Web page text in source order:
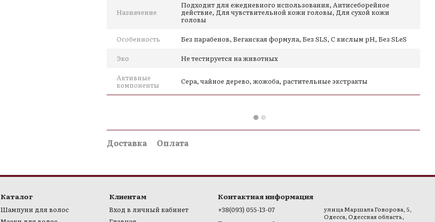
Назначение
Подходит для ежедневного использования, Антисеборейное
действие, Для чувствительной кожи головы, Для сухой кожи
головы
Особенность Без парабенов, Веганская формула, Без SLS, С кислым pH, Без SLeS
Эко Не тестируется на животных
Активные
компоненты Сера, чайное дерево, жожоба, растительные экстракты
Доставка Оплата
Каталог
Шампуни для волос
Клиентам
Вход в личный кабинет
Контактная информация
+38(093) 055-13-07
улица Маршала Говорова, 5,
Одесса, Одесская область,